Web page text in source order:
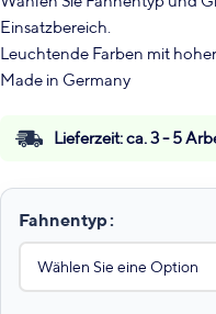
Einsatzbereich.
Leuchtende Farben mit
Made in Germany
Lieferzeit:ca. 3 - 5
Fahnentyp